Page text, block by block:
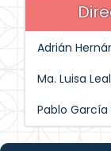
Adrián
Ma. Luisa
Pablo García